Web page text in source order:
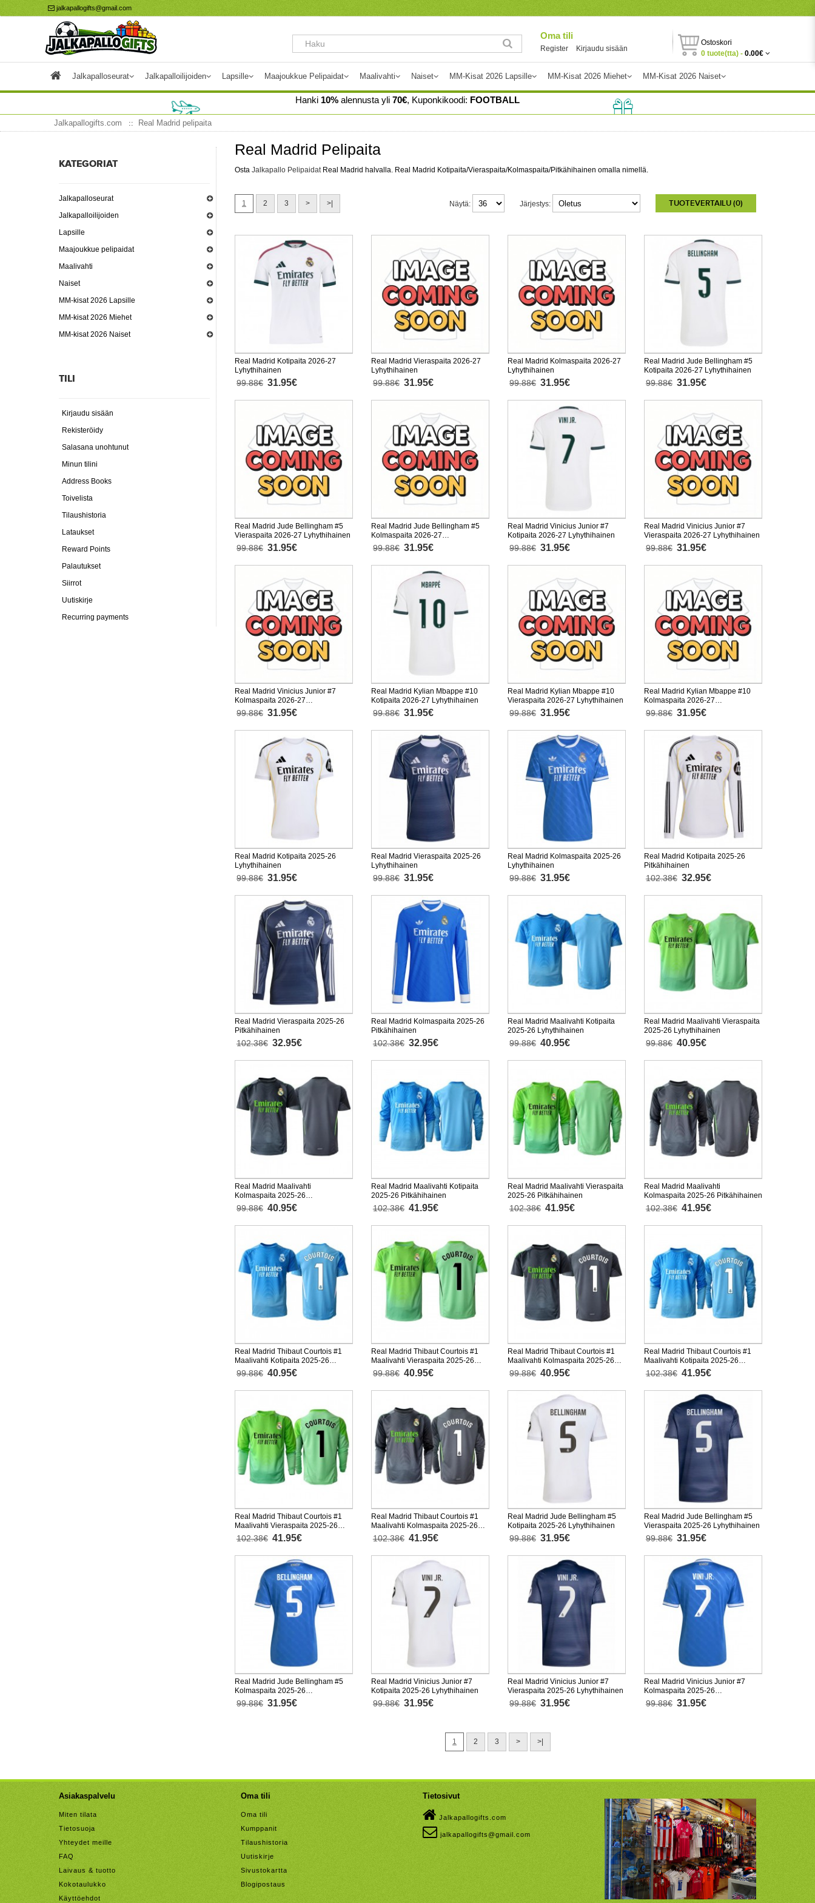
jalkapallogifts@gmail.com
Oma tili
Register Kirjaudu sisään
Ostoskori
0 tuote(tta) - 0.00€
Jalkapalloseurat Jalkapalloilijoiden Lapsille Maajoukkue Pelipaidat Maalivahti Naiset MM-Kisat 2026 Lapsille MM-Kisat 2026 Miehet MM-Kisat 2026 Naiset
Hanki 10% alennusta yli 70€, Kuponkikoodi: FOOTBALL
Jalkapallogifts.com Real Madrid pelipaita
KATEGORIAT
Jalkapalloseurat
Jalkapalloilijoiden
Lapsille
Maajoukkue pelipaidat
Maalivahti
Naiset
MM-kisat 2026 Lapsille
MM-kisat 2026 Miehet
MM-kisat 2026 Naiset
TILI
Kirjaudu sisään
Rekisteröidy
Salasana unohtunut
Minun tilini
Address Books
Toivelista
Tilaushistoria
Lataukset
Reward Points
Palautukset
Siirrot
Uutiskirje
Recurring payments
Real Madrid Pelipaita
Osta Jalkapallo PelipaidatReal Madrid halvalla. Real Madrid Kotipaita/Vieraspaita/Kolmaspaita/Pitkähihainen omalla nimellä.
1 2 3 > >| TUOTEVERTAILU (0)
Järjestys:
Näytä:
Real Madrid Kotipaita 2026-27
Lyhythihainen
99.88€ 31.95€
Real Madrid Vieraspaita 2026-27
Lyhythihainen
99.88€ 31.95€
Real Madrid Kolmaspaita 2026-27
Lyhythihainen
99.88€ 31.95€
Real Madrid Jude Bellingham #5
Kotipaita 2026-27 Lyhythihainen
99.88€ 31.95€
Real Madrid Jude Bellingham #5
Vieraspaita 2026-27 Lyhythihainen
99.88€ 31.95€
Real Madrid Jude Bellingham #5
Kolmaspaita 2026-27
Lyhythihainen
99.88€ 31.95€
Real Madrid Vinicius Junior #7
Kotipaita 2026-27 Lyhythihainen
99.88€ 31.95€
Real Madrid Vinicius Junior #7
Vieraspaita 2026-27 Lyhythihainen
99.88€ 31.95€
Real Madrid Vinicius Junior #7
Kolmaspaita 2026-27
Lyhythihainen
99.88€ 31.95€
Real Madrid Kylian Mbappe #10
Kotipaita 2026-27 Lyhythihainen
99.88€ 31.95€
Real Madrid Kylian Mbappe #10
Vieraspaita 2026-27 Lyhythihainen
99.88€ 31.95€
Real Madrid Kylian Mbappe #10
Kolmaspaita 2026-27
Lyhythihainen
99.88€ 31.95€
Real Madrid Kotipaita 2025-26
Lyhythihainen
99.88€ 31.95€
Real Madrid Vieraspaita 2025-26
Lyhythihainen
99.88€ 31.95€
Real Madrid Kolmaspaita 2025-26
Lyhythihainen
99.88€ 31.95€
Real Madrid Kotipaita 2025-26
Pitkähihainen
102.38€ 32.95€
Real Madrid Vieraspaita 2025-26
Pitkähihainen
102.38€ 32.95€
Real Madrid Kolmaspaita 2025-26
Pitkähihainen
102.38€ 32.95€
Real Madrid Maalivahti Kotipaita
2025-26 Lyhythihainen
99.88€ 40.95€
Real Madrid Maalivahti Vieraspaita
2025-26 Lyhythihainen
99.88€ 40.95€
Real Madrid Maalivahti
Kolmaspaita 2025-26
Lyhythihainen
99.88€ 40.95€
Real Madrid Maalivahti Kotipaita
2025-26 Pitkähihainen
102.38€ 41.95€
Real Madrid Maalivahti Vieraspaita
2025-26 Pitkähihainen
102.38€ 41.95€
Real Madrid Maalivahti
Kolmaspaita 2025-26 Pitkähihainen
102.38€ 41.95€
Real Madrid Thibaut Courtois #1
Maalivahti Kotipaita 2025-26
Lyhythihainen
99.88€ 40.95€
Real Madrid Thibaut Courtois #1
Maalivahti Vieraspaita 2025-26
Lyhythihainen
99.88€ 40.95€
Real Madrid Thibaut Courtois #1
Maalivahti Kolmaspaita 2025-26
Lyhythihainen
99.88€ 40.95€
Real Madrid Thibaut Courtois #1
Maalivahti Kotipaita 2025-26
Pitkähihainen
102.38€ 41.95€
Real Madrid Thibaut Courtois #1
Maalivahti Vieraspaita 2025-26
Pitkähihainen
102.38€ 41.95€
Real Madrid Thibaut Courtois #1
Maalivahti Kolmaspaita 2025-26
Pitkähihainen
102.38€ 41.95€
Real Madrid Jude Bellingham #5
Kotipaita 2025-26 Lyhythihainen
99.88€ 31.95€
Real Madrid Jude Bellingham #5
Vieraspaita 2025-26 Lyhythihainen
99.88€ 31.95€
Real Madrid Jude Bellingham #5
Kolmaspaita 2025-26
Lyhythihainen
99.88€ 31.95€
Real Madrid Vinicius Junior #7
Kotipaita 2025-26 Lyhythihainen
99.88€ 31.95€
Real Madrid Vinicius Junior #7
Vieraspaita 2025-26 Lyhythihainen
99.88€ 31.95€
Real Madrid Vinicius Junior #7
Kolmaspaita 2025-26
Lyhythihainen
99.88€ 31.95€
1 2 3 > >|
Asiakaspalvelu
Miten tilata
Tietosuoja
Yhteydet meille
FAQ
Laivaus & tuotto
Kokotaulukko
Käyttöehdot
Oma tili
Oma tili
Kumppanit
Tilaushistoria
Uutiskirje
Sivustokartta
Blogipostaus
Tietosivut
Jalkapallogifts.com
jalkapallogifts@gmail.com